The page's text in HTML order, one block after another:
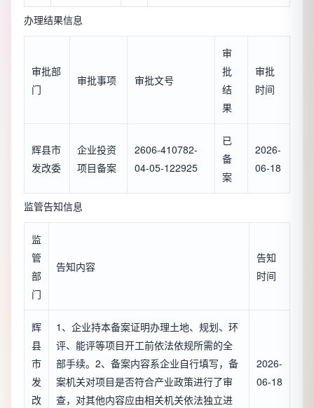
办理结果信息
审批部
门
审批事项 审批文号
审
批
结
果
审批
时间
辉县市
发改委
企业投资
项目备案
2606-410782-
04-05-122925
已
备
案
2026-
06-18
监管告知信息
监
管
部
门
告知内容
告知
时间
辉
县
市
发
改
1、企业持本备案证明办理土地、规划、环
评、能评等项目开工前依法依规所需的全
部手续。2、备案内容系企业自行填写，备
案机关对项目是否符合产业政策进行了审
查，对其他内容应由相关机关依法独立进
2026-
06-18